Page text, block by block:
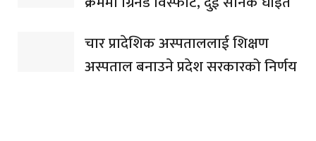
चार प्रादेशिक अस्पताललाई शिक्षण
अस्पताल बनाउने प्रदेश सरकारको निर्णय